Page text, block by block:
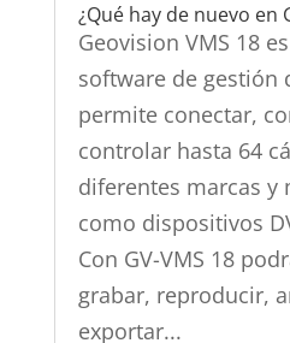
¿Qué hay de nuevo en
Geovision VMS 18
software de gestión
permite conectar,
controlar hasta 64
diferentes marcas y
como dispositivos
Con GV-VMS 18
grabar, reproducir,
exportar...